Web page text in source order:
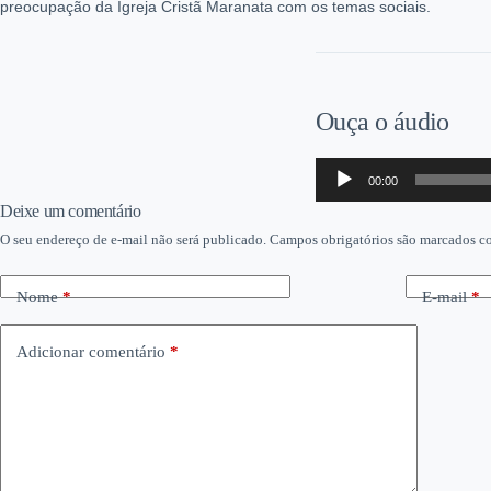
preocupação da Igreja Cristã Maranata com os temas sociais.
Ouça o áudio
Tocador
áudio
00:00
Deixe um comentário
O seu endereço de e-mail não será publicado. Campos obrigatórios são marcados
Nome* E-mail*
Adicionar comentário *